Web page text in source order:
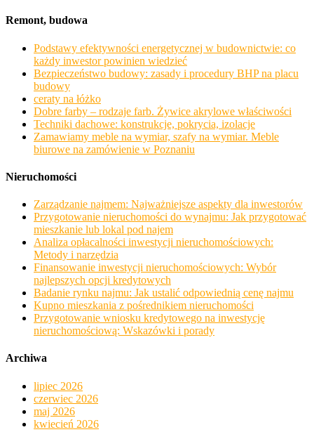
Remont, budowa
Podstawy efektywności energetycznej w budownictwie: co
każdy inwestor powinien wiedzieć
Bezpieczeństwo budowy: zasady i procedury BHP na placu
budowy
ceraty na łóżko
Dobre farby – rodzaje farb. Żywice akrylowe właściwości
Techniki dachowe: konstrukcje, pokrycia, izolacje
Zamawiamy meble na wymiar, szafy na wymiar. Meble
biurowe na zamówienie w Poznaniu
Nieruchomości
Zarządzanie najmem: Najważniejsze aspekty dla inwestorów
Przygotowanie nieruchomości do wynajmu: Jak przygotować
mieszkanie lub lokal pod najem
Analiza opłacalności inwestycji nieruchomościowych:
Metody i narzędzia
Finansowanie inwestycji nieruchomościowych: Wybór
najlepszych opcji kredytowych
Badanie rynku najmu: Jak ustalić odpowiednią cenę najmu
Kupno mieszkania z pośrednikiem nieruchomości
Przygotowanie wniosku kredytowego na inwestycję
nieruchomościową: Wskazówki i porady
Archiwa
lipiec 2026
czerwiec 2026
maj 2026
kwiecień 2026